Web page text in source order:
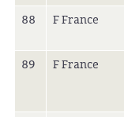
88
F France
89 F France